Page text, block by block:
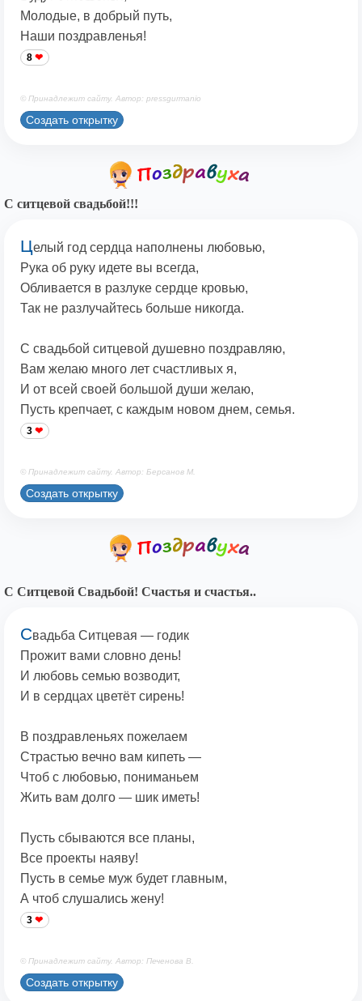
Молодые, в добрый путь,
Наши поздравленья!
8
© Принадлежит сайту. Автор: pressgurmanio
Создать открытку
С ситцевой свадьбой!!!
Целый год сердца наполнены любовью,
Рука об руку идете вы всегда,
Обливается в разлуке сердце кровью,
Так не разлучайтесь больше никогда.
С свадьбой ситцевой душевно поздравляю,
Вам желаю много лет счастливых я,
И от всей своей большой души желаю,
Пусть крепчает, с каждым новом днем, семья.
3
© Принадлежит сайту. Автор: Берсанов М.
Создать открытку
С Ситцевой Свадьбой! Счастья и счастья..
Свадьба Ситцевая — годик
Прожит вами словно день!
И любовь семью возводит,
И в сердцах цветёт сирень!
В поздравленьях пожелаем
Страстью вечно вам кипеть —
Чтоб с любовью, пониманьем
Жить вам долго — шик иметь!
Пусть сбываются все планы,
Все проекты наяву!
Пусть в семье муж будет главным,
А чтоб слушались жену!
3
© Принадлежит сайту. Автор: Печенова В.
Создать открытку